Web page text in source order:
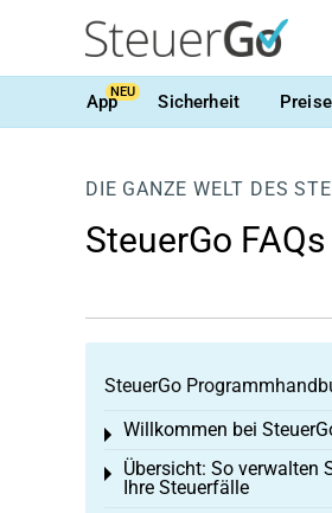
AppNEU Sicherheit Preise
DIE GANZE WELT DES
SteuerGo FAQs
SteuerGo
Willkommen bei
Toggle menu
Übersicht: So verwalten
Ihre Steuerfälle
Toggle menu